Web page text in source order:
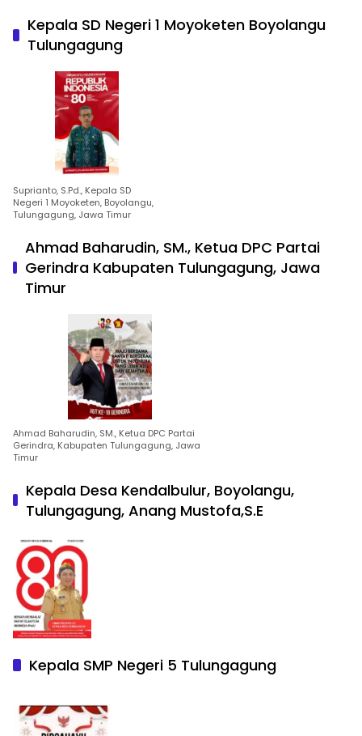
Kepala SD Negeri 1 Moyoketen Boyolangu
Tulungagung
Suprianto, S.Pd., Kepala SD
Negeri 1 Moyoketen, Boyolangu,
Tulungagung, Jawa Timur
Ahmad Baharudin, SM., Ketua DPC Partai
Gerindra Kabupaten Tulungagung, Jawa
Timur
Ahmad Baharudin, SM., Ketua DPC Partai
Gerindra, Kabupaten Tulungagung, Jawa
Timur
Kepala Desa Kendalbulur, Boyolangu,
Tulungagung, Anang Mustofa,S.E
Kepala SMP Negeri 5 Tulungagung